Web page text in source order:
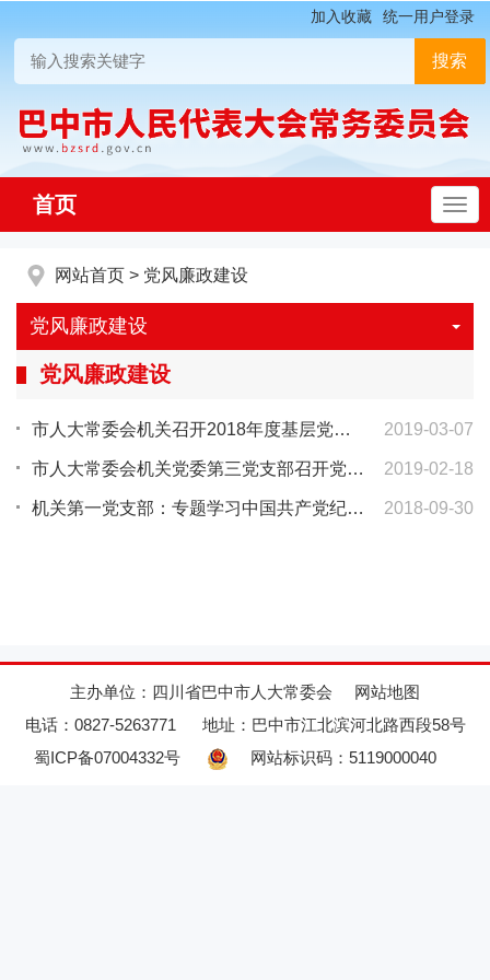
加入收藏 统一用户登录
首页
网站首页 > 党风廉政建设
党风廉政建设
党风廉政建设
2019-03-07
市人大常委会机关召开2018年度基层党组织书记述职测评会
2019-02-18
市人大常委会机关党委第三党支部召开党员大会
2018-09-30
机关第一党支部：专题学习中国共产党纪律处分条例
主办单位：四川省巴中市人大常委会
网站地图
电话：0827-5263771
地址：巴中市江北滨河北路西段58号
蜀ICP备07004332号
网站标识码：5119000040